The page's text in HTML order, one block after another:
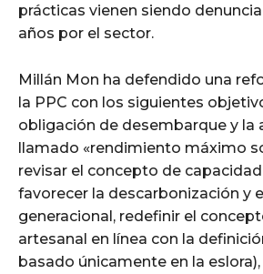
prácticas vienen siendo
años por el sector.
Millán Mon ha defendido una
la PPC con los siguientes
obligación de desembarque y la
llamado «rendimiento máximo
revisar el concepto de
favorecer la descarbonización y
generacional, redefinir el
artesanal en línea con la
basado únicamente en la